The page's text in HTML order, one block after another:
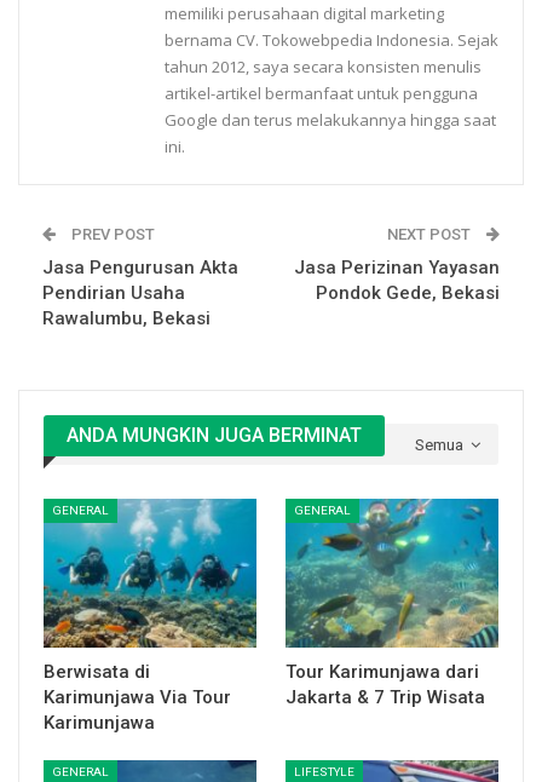
memiliki perusahaan digital marketing
bernama CV. Tokowebpedia Indonesia. Sejak
tahun 2012, saya secara konsisten menulis
artikel-artikel bermanfaat untuk pengguna
Google dan terus melakukannya hingga saat
ini.
PREV POST
Jasa Pengurusan Akta
Pendirian Usaha
Rawalumbu, Bekasi
NEXT POST
Jasa Perizinan Yayasan
Pondok Gede, Bekasi
Semua
ANDA MUNGKIN JUGA BERMINAT
GENERAL
Berwisata di
Karimunjawa Via Tour
Karimunjawa
GENERAL
Tour Karimunjawa dari
Jakarta & 7 Trip Wisata
GENERAL LIFESTYLE